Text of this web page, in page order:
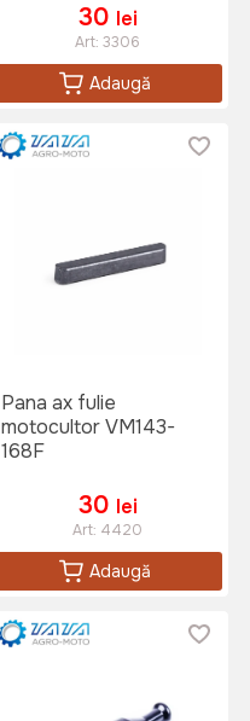
30 lei
Art: 3306
Adaugă
Pana ax fulie
motocultor VM143-
168F
30 lei
Art: 4420
Adaugă